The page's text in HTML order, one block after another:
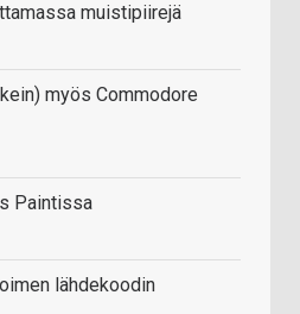
muistipiirejä
myös Commodore
Paintissa
lähdekoodin